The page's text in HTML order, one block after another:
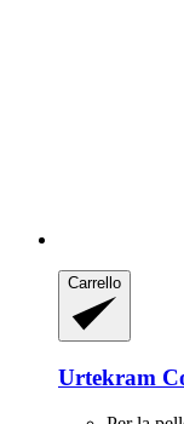
Carrello
Urtekram